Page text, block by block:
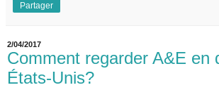
Partager
2/04/2017
Comment regarder A&E en
États-Unis?